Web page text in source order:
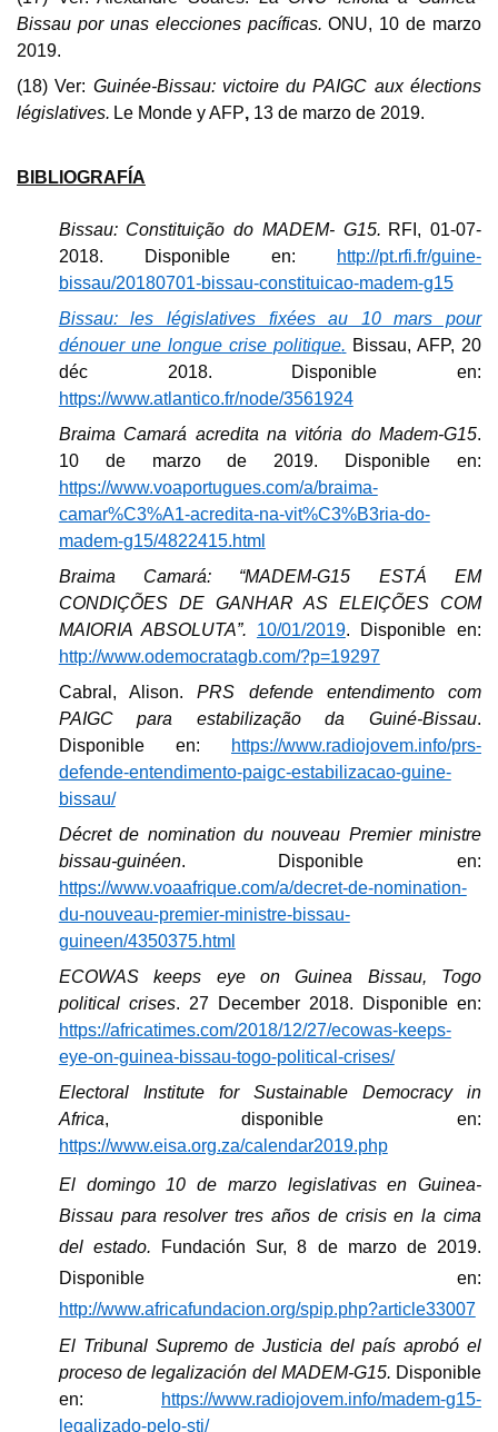
Bissau por unas elecciones pacíficas. ONU, 10 de marzo
2019.
(18) Ver: Guinée-Bissau: victoire du PAIGC aux élections
législatives. Le Monde y AFP, 13 de marzo de 2019.
BIBLIOGRAFÍA
Bissau: Constituição do MADEM- G15. RFI, 01-07-
2018. Disponible en:
http://pt.rfi.fr/guine-
bissau/20180701-bissau-constituicao-madem-g15
Bissau: les législatives fixées au 10 mars pour
dénouer une longue crise politique. Bissau, AFP, 20
déc 2018. Disponible en:
https://www.atlantico.fr/node/3561924
Braima Camará acredita na vitória do Madem-G15.
10 de marzo de 2019. Disponible en:
https://www.voaportugues.com/a/braima-
camar%C3%A1-acredita-na-vit%C3%B3ria-do-
madem-g15/4822415.html
Braima Camará: “MADEM-G15 ESTÁ EM
CONDIÇÕES DE GANHAR AS ELEIÇÕES COM
MAIORIA ABSOLUTA”.
10/01/2019. Disponible en:
http://www.odemocratagb.com/?p=19297
Cabral, Alison.PRS defende entendimento com
PAIGC para estabilização da Guiné-Bissau.
Disponible en:
https://www.radiojovem.info/prs-
defende-entendimento-paigc-estabilizacao-guine-
bissau/
Décret de nomination du nouveau Premier ministre
bissau-guinéen. Disponible en:
https://www.voaafrique.com/a/decret-de-nomination-
du-nouveau-premier-ministre-bissau-
guineen/4350375.html
ECOWAS keeps eye on Guinea Bissau, Togo
political crises. 27 December 2018. Disponible en:
https://africatimes.com/2018/12/27/ecowas-keeps-
eye-on-guinea-bissau-togo-political-crises/
Electoral Institute for Sustainable Democracy in
Africa, disponible en:
https://www.eisa.org.za/calendar2019.php
El domingo 10 de marzo legislativas en Guinea-
Bissau para resolver tres años de crisis en la cima
del estado.
Fundación Sur,
8 de marzo de 2019.
Disponible en:
http://www.africafundacion.org/spip.php?article33007
El Tribunal Supremo de Justicia del país aprobó el
proceso de legalización del MADEM-G15. Disponible
en:
https://www.radiojovem.info/madem-g15-
legalizado-pelo-stj/